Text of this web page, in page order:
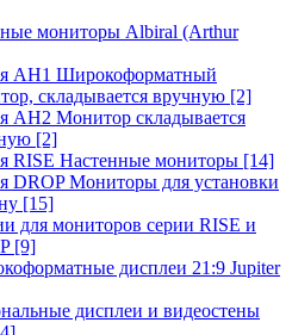
мониторы Albiral (Arthur
AH1 Широкоформатный
складывается вручную [2]
AH2 Монитор складывается
[2]
RISE Настенные мониторы [14]
DROP Мониторы для установки
[15]
для мониторов серии RISE и
[9]
дисплеи 21:9 Jupiter
дисплеи и видеостены